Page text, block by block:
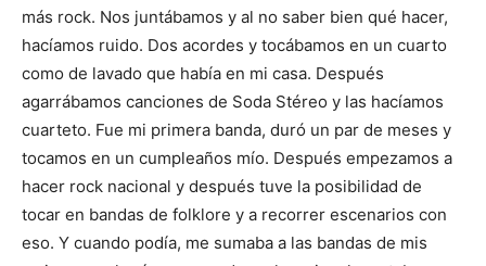
más rock. Nos juntábamos y al no saber bien qué hacer,
hacíamos ruido. Dos acordes y tocábamos en un cuarto
como de lavado que había en mi casa. Después
agarrábamos canciones de Soda Stéreo y las hacíamos
cuarteto. Fue mi primera banda, duró un par de meses y
tocamos en un cumpleaños mío. Después empezamos a
hacer rock nacional y después tuve la posibilidad de
tocar en bandas de folklore y a recorrer escenarios con
eso. Y cuando podía, me sumaba a las bandas de mis